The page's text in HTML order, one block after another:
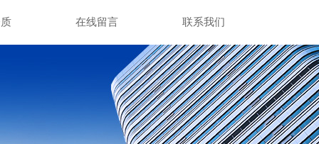
在线留言 联系我们